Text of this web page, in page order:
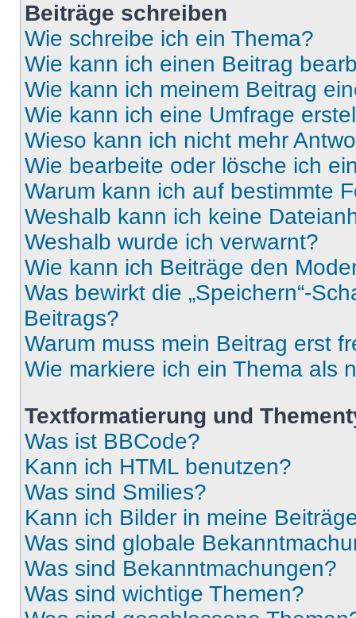
Beiträge schreiben
Wie schreibe ich ein Thema?
Wie kann ich einen Beitrag
Wie kann ich meinem Beitrag
Wie kann ich eine Umfrage
Wieso kann ich nicht mehr
Wie bearbeite oder lösche ich
Warum kann ich auf bestimmte
Weshalb kann ich keine
Weshalb wurde ich verwarnt?
Wie kann ich Beiträge den
Was bewirkt die „Speichern“-
Beitrags?
Warum muss mein Beitrag erst
Wie markiere ich ein Thema als
Textformatierung und
Was ist BBCode?
Kann ich HTML benutzen?
Was sind Smilies?
Kann ich Bilder in meine
Was sind globale
Was sind Bekanntmachungen?
Was sind wichtige Themen?